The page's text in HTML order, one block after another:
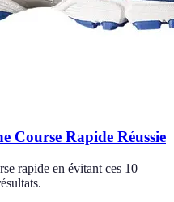
Course Rapide Réussie
rapide en évitant ces 10